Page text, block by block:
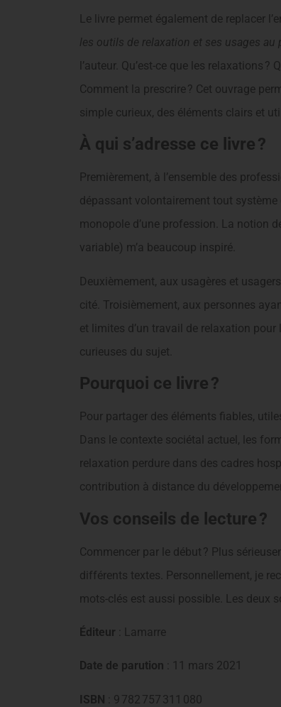
Le livre permet également de replacer
les outils de relaxation et ses usages
l’auteur. Qu’est-ce que les relaxations
Comment la prescrire ? Cet ouvrage
simple curieux, des éléments clairs et
À qui s’adresse ce livre ?
Premièrement, à l’ensemble des
dépassant volontairement tout système
monopole d’une profession. La notion
variable) m’a beaucoup inspiré.
Deuxièmement, aux usagères et
cité. Troisièmement, aux personnes
et limites d’un travail de relaxation
curieuses du sujet.
Pourquoi ce livre ?
Pour partager des éléments fiables,
Dans le contexte sociétal actuel, les
relaxation perdure dans des cadres
contribution à distance du
Vos conseils de lecture ?
Commencer par le début ? Plus
différents textes. Personnellement, je
mots-clés est aussi possible. Les deux
Éditeur : Lamarre
Date de parution : 11 mars 2021
ISBN : 9 782 757 311 080